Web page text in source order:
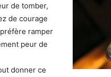
de tomber,
de courage
ramper
peur de
donner ce